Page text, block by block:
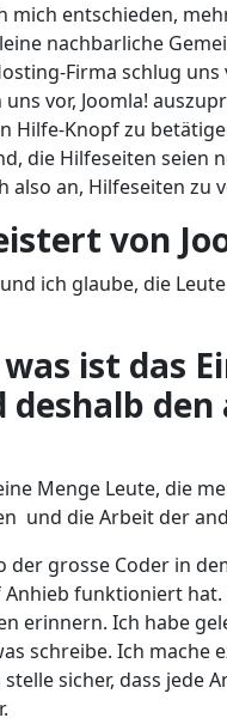
mich entschieden,
nachbarliche
Firma schlug uns
vor, Joomla!
Hilfe-Knopf zu
die Hilfeseiten seien
an, Hilfeseiten zu
von
ich glaube, die
ist das
Menge Leute, die
und die Arbeit der
grosse Coder in
funktioniert
erinnern. Ich habe
schreibe. Ich mache
sicher, dass jede